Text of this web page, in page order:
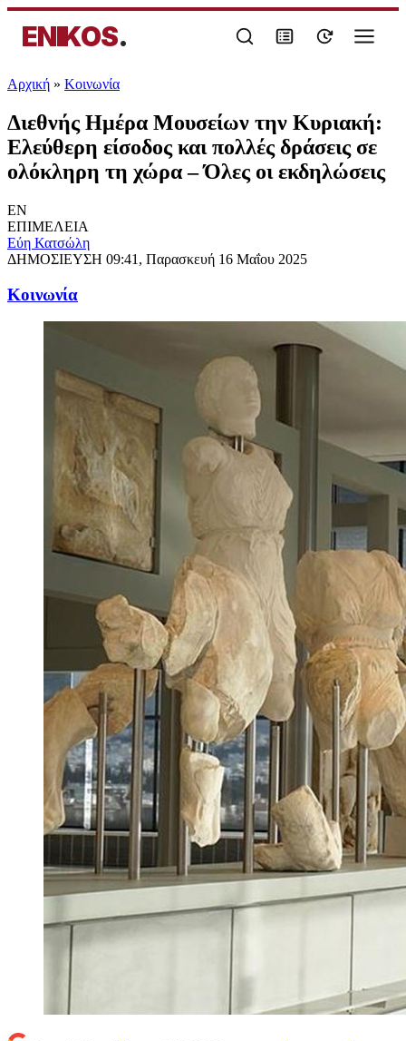
ENIKOS.
Αρχική » Κοινωνία
Διεθνής Ημέρα Μουσείων την Κυριακή:
Ελεύθερη είσοδος και πολλές δράσεις σε
ολόκληρη τη χώρα – Όλες οι εκδηλώσεις
EN
ΕΠΙΜΕΛΕΙΑ
Εύη Κατσώλη
ΔΗΜΟΣΙΕΥΣΗ 09:41, Παρασκευή 16 Μαΐου 2025
Κοινωνία